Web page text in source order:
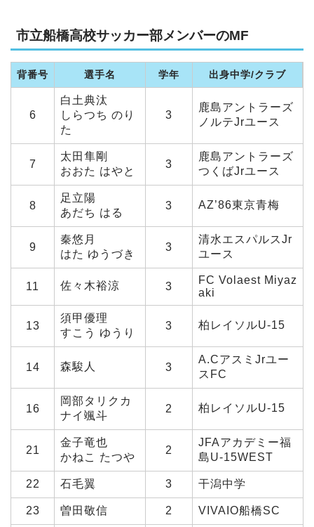
市立船橋高校サッカー部メンバーのMF
背番号 選手名 学年 出身中学/クラブ
6
白土典汰
しらつち のり
た
3
鹿島アントラーズ
ノルテJrユース
7
太田隼剛
おおた はやと
3
鹿島アントラーズ
つくばJrユース
8
足立陽
あだち はる
3 AZ’86東京青梅
9
秦悠月
はた ゆうづき
3
清水エスパルスJr
ユース
11 佐々木裕涼 3
FC Volaest Miyaz
aki
13
須甲優理
すこう ゆうり
3 柏レイソルU-15
14 森駿人 3
A.CアスミJrユー
スFC
16
岡部タリクカ
ナイ颯斗
2 柏レイソルU-15
21
金子竜也
かねこ たつや
2
JFAアカデミー福
島U-15WEST
22 石毛翼 3 干潟中学
23 曽田敬信 2 VIVAIO船橋SC